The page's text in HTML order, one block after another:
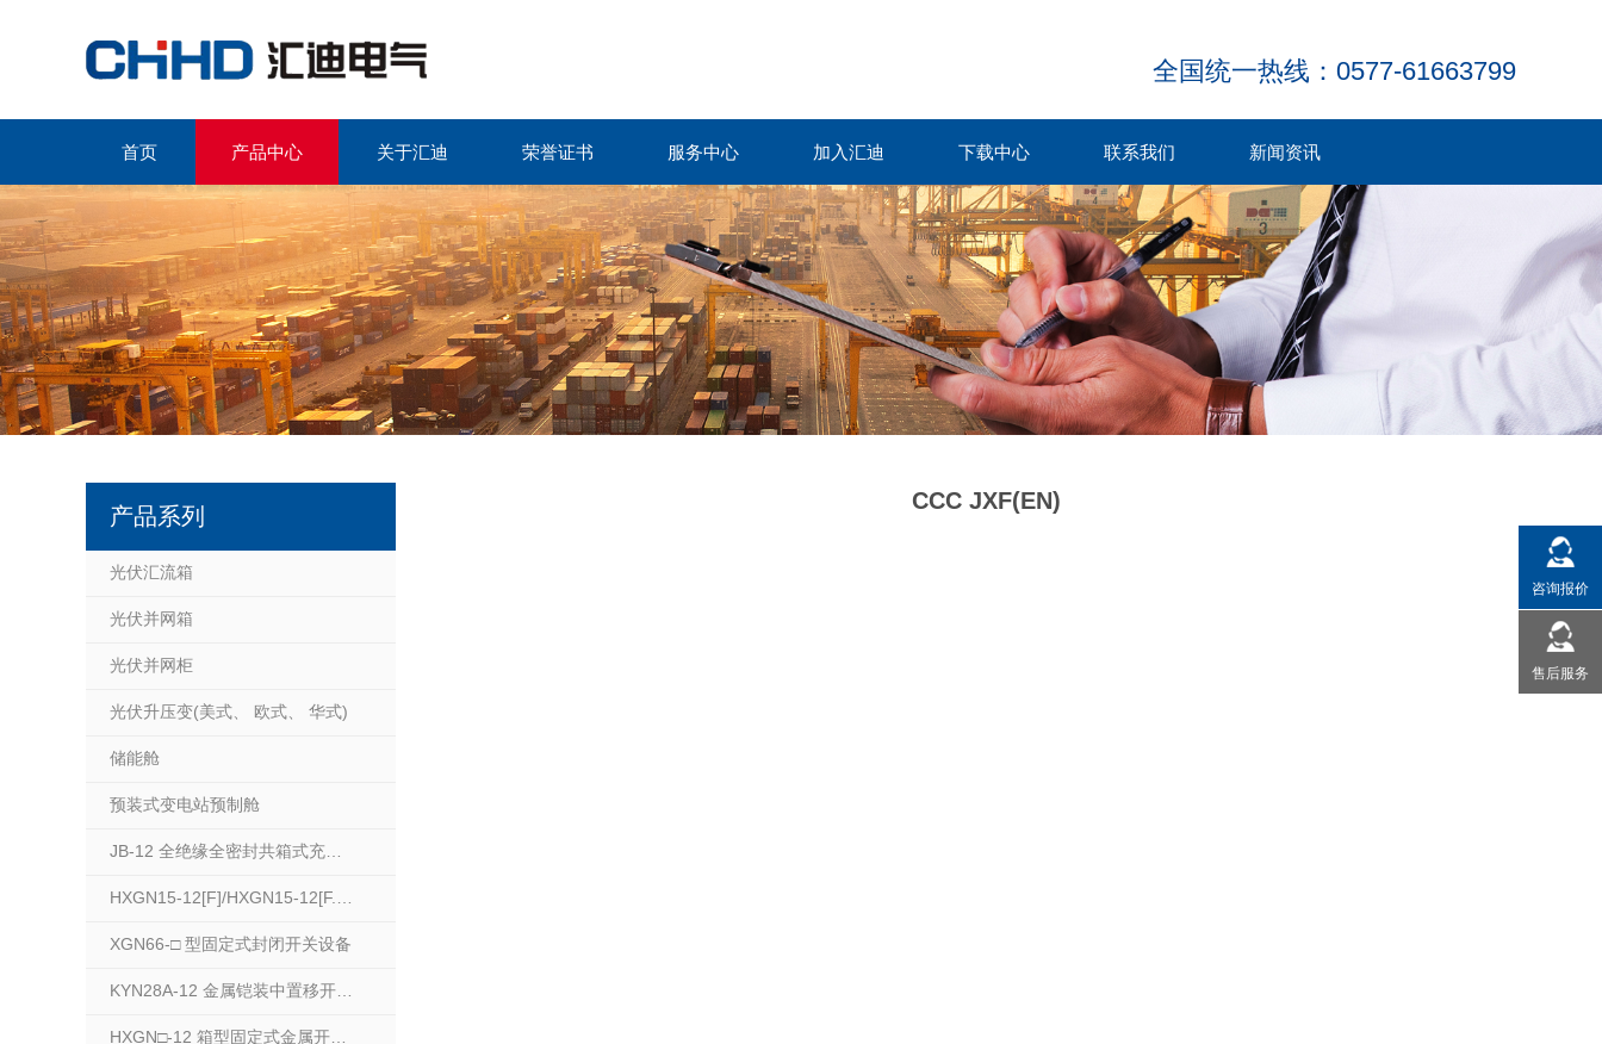
全国统一热线：0577-61663799
首页 产品中心 关于汇迪 荣誉证书 服务中心 加入汇迪 下载中心 联系我们 新闻资讯
产品系列
光伏汇流箱
光伏并网箱
光伏并网柜
光伏升压变(美式、 欧式、 华式)
储能舱
预装式变电站预制舱
XGN66-□ 型固定式封闭开关设备
CCC JXF(EN)
咨询报价
售后服务